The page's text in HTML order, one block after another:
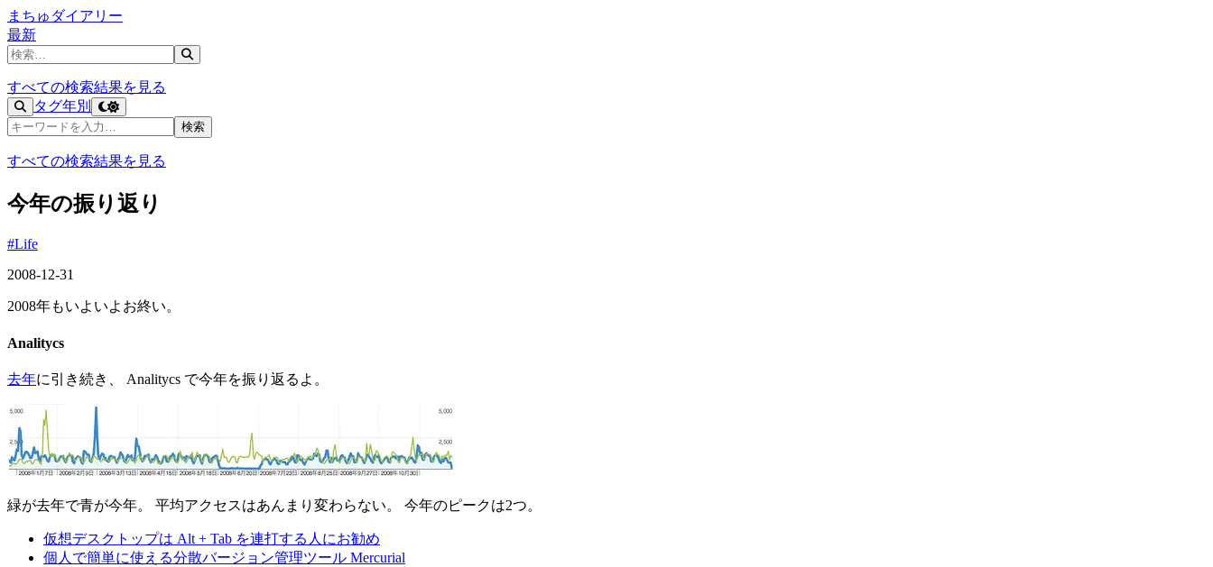
まちゅダイアリー
最新
記事を検索
すべての検索結果を見る
タグ年別
記事を検索
検索
すべての検索結果を見る
今年の振り返り
#Life
2008-12-31
2008年もいよいよお終い。
Analitycs
去年に引き続き、 Analitycs で今年を振り返るよ。
緑が去年で青が今年。 平均アクセスはあんまり変わらない。 今年のピークは2つ。
仮想デスクトップは Alt + Tab を連打する人にお勧め
個人で簡単に使える分散バージョン管理ツール Mercurial